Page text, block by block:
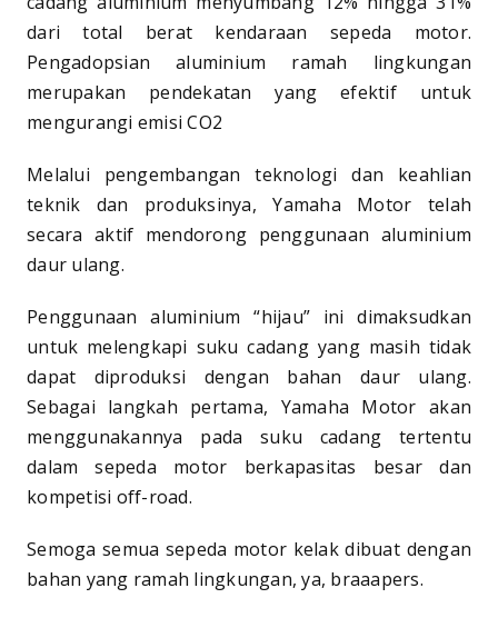
dari total berat kendaraan sepeda motor.
Pengadopsian aluminium ramah lingkungan
merupakan pendekatan yang efektif untuk
mengurangi emisi CO2
Melalui pengembangan teknologi dan keahlian
teknik dan produksinya, Yamaha Motor telah
secara aktif mendorong penggunaan aluminium
daur ulang.
Penggunaan aluminium “hijau” ini dimaksudkan
untuk melengkapi suku cadang yang masih tidak
dapat diproduksi dengan bahan daur ulang.
Sebagai langkah pertama, Yamaha Motor akan
menggunakannya pada suku cadang tertentu
dalam sepeda motor berkapasitas besar dan
kompetisi off-road.
Semoga semua sepeda motor kelak dibuat dengan
bahan yang ramah lingkungan, ya, braaapers.